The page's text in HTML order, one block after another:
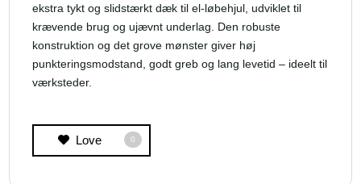
ekstra tykt og slidstærkt dæk til el-løbehjul, udviklet til
krævende brug og ujævnt underlag. Den robuste
konstruktion og det grove mønster giver høj
punkteringsmodstand, godt greb og lang levetid – ideelt til
værksteder.
Love 0